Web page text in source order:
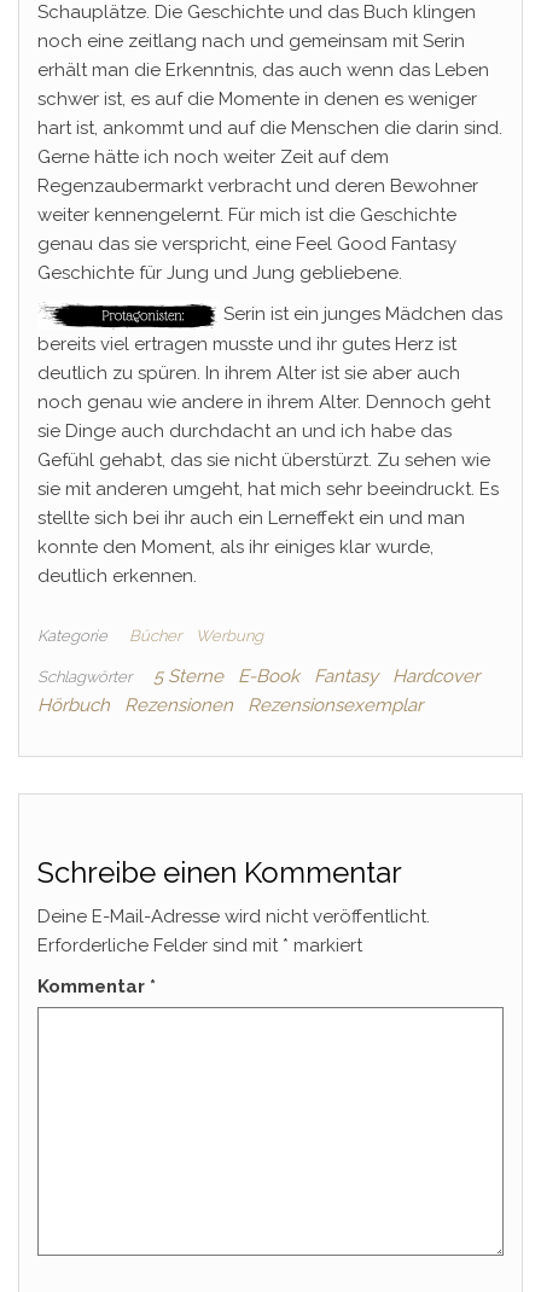
Schauplätze. Die Geschichte und das Buch klingen
noch eine zeitlang nach und gemeinsam mit Serin
erhält man die Erkenntnis, das auch wenn das Leben
schwer ist, es auf die Momente in denen es weniger
hart ist, ankommt und auf die Menschen die darin sind.
Gerne hätte ich noch weiter Zeit auf dem
Regenzaubermarkt verbracht und deren Bewohner
weiter kennengelernt. Für mich ist die Geschichte
genau das sie verspricht, eine Feel Good Fantasy
Geschichte für Jung und Jung gebliebene.
Serin ist ein junges Mädchen das
bereits viel ertragen musste und ihr gutes Herz ist
deutlich zu spüren. In ihrem Alter ist sie aber auch
noch genau wie andere in ihrem Alter. Dennoch geht
sie Dinge auch durchdacht an und ich habe das
Gefühl gehabt, das sie nicht überstürzt. Zu sehen wie
sie mit anderen umgeht, hat mich sehr beeindruckt. Es
stellte sich bei ihr auch ein Lerneffekt ein und man
konnte den Moment, als ihr einiges klar wurde,
deutlich erkennen.
Kategorie Bücher Werbung
Schlagwörter 5 Sterne E-Book Fantasy
Hardcover
Hörbuch
Rezensionen Rezensionsexemplar
Schreibe einen Kommentar
Deine E-Mail-Adresse wird nicht veröffentlicht.
Erforderliche Felder sind mit * markiert
Kommentar *